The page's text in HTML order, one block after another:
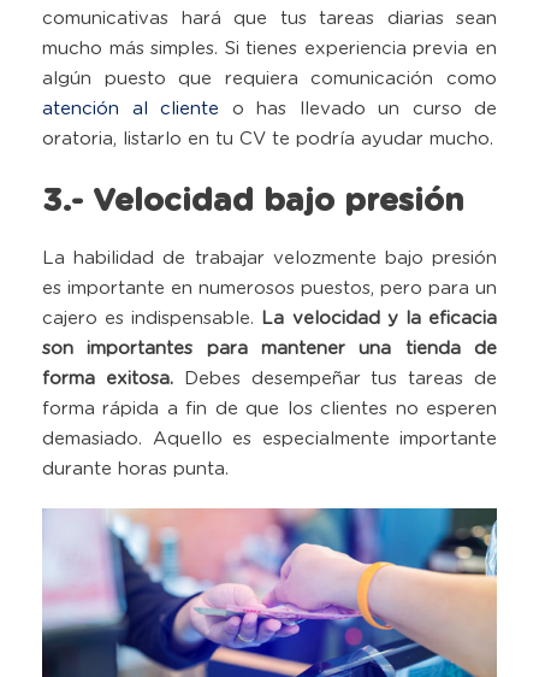
comunicativas hará que tus tareas diarias sean
mucho más simples. Si tienes experiencia previa en
algún puesto que requiera comunicación como
atención al cliente o has llevado un curso de
oratoria, listarlo en tu CV te podría ayudar mucho.
3.- Velocidad bajo presión
La habilidad de trabajar velozmente bajo presión
es importante en numerosos puestos, pero para un
cajero es indispensable. La velocidad y la eficacia
son importantes para mantener una tienda de
forma exitosa.Debes desempeñar tus tareas de
forma rápida a fin de que los clientes no esperen
demasiado. Aquello es especialmente importante
durante horas punta.